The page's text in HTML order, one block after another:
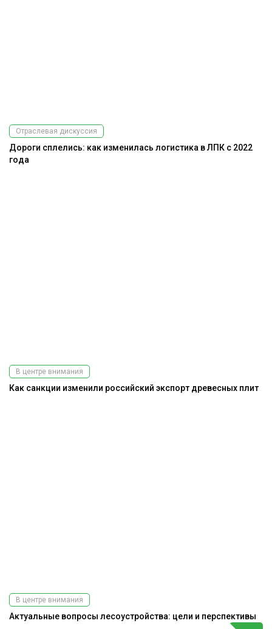
Отраслевая дискуссия
Дороги сплелись: как изменилась логистика в ЛПК с 2022
года
В центре внимания
Как санкции изменили российский экспорт древесных плит
В центре внимания
Актуальные вопросы лесоустройства: цели и перспективы